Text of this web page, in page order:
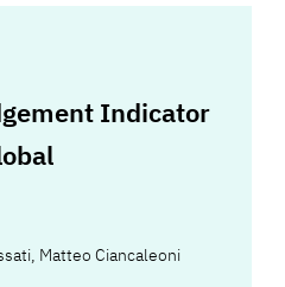
Indicator
, Matteo Ciancaleoni